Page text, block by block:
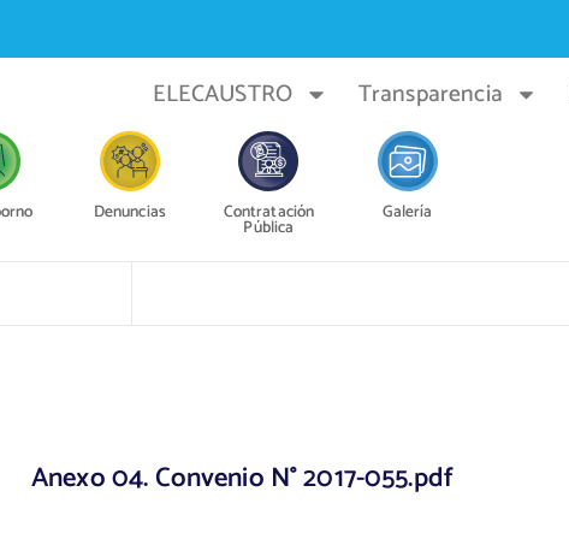
ELECAUSTRO Transparencia
Denuncias Contratación
Pública
Galería
Anexo 04. Convenio N° 2017-055.pdf